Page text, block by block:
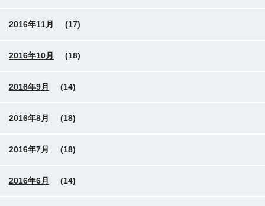
2016年11月 (17)
2016年10月 (18)
2016年9月 (14)
2016年8月 (18)
2016年7月 (18)
2016年6月 (14)